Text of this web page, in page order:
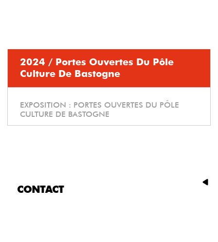
2024 / Portes Ouvertes Du Pôle
Culture De Bastogne
EXPOSITION : PORTES OUVERTES DU PÔLE
CULTURE DE BASTOGNE
CONTACT